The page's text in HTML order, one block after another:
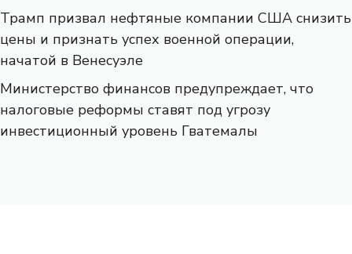
Трамп призвал нефтяные компании США снизить
цены и признать успех военной операции,
начатой ​​в Венесуэле
Министерство финансов предупреждает, что
налоговые реформы ставят под угрозу
инвестиционный уровень Гватемалы